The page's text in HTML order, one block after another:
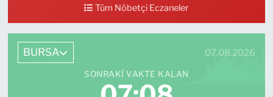
0 (531) 239 44 04 Yol Tarifi Al
Tüm Nöbetçi Eczaneler
BURSA 07.08.2026
SONRAKI VAKTE KALAN